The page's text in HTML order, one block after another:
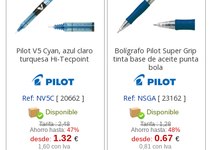
Pilot V5 Cyan, azul claro
turquesa Hi-Tecpoint
Ref: NV5C [ 20662 ]
Disponible
Tarifa :2,48
Ahorro hasta: 47%
desde: 1.32€
1,60 con Iva
Bolígrafo Pilot Super Grip
tinta base de aceite punta
bola
Ref: NSGA [ 23162 ]
Disponible
Tarifa :1,28
Ahorro hasta: 48%
desde:0.67€
0,81 con Iva